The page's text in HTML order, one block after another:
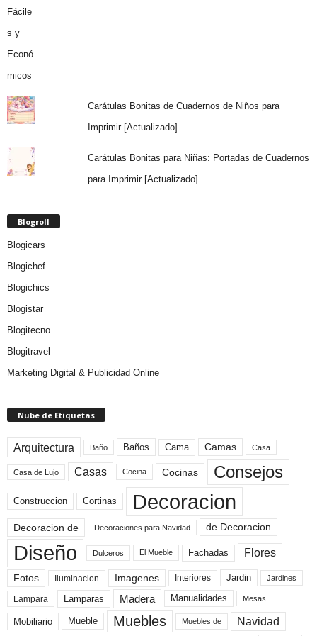
Carátulas Bonitas de Cuadernos de Niños para
Imprimir [Actualizado]
Carátulas Bonitas para Niñas: Portadas de Cuadernos
para Imprimir [Actualizado]
Blogroll
Blogicars
Blogichef
Blogichics
Blogistar
Blogitecno
Blogitravel
Marketing Digital & Publicidad Online
Nube de Etiquetas
Arquitectura Baño Baños Cama Camas Casa
Casa de Lujo Casas Cocina Cocinas Consejos
Construccion Cortinas Decoracion
Decoracion de Decoraciones para Navidad de Decoracion
Diseño Dulceros El Mueble Fachadas Flores
Fotos Iluminacion Imagenes Interiores Jardin Jardines
Lampara Lamparas Madera Manualidades Mesas
Mobiliario Mueble Muebles Muebles de Navidad